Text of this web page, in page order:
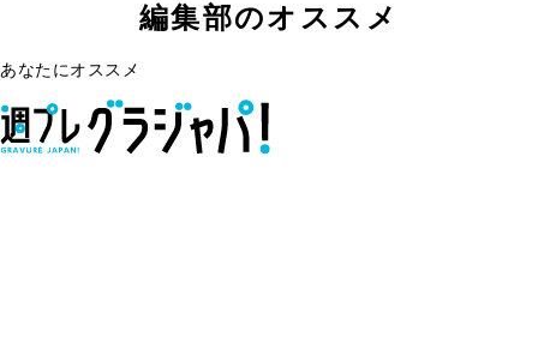
編集部のオススメ
あなたにオススメ